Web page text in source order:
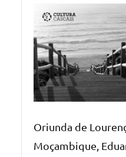
Oriunda de
Moçambique,